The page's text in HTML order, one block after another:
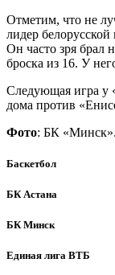
Отметим, что не
лидер
Он часто зря брал
броска из 16. У
Следующая игра у
дома против
Фото: БК «Минск».
Баскетбол
БК Астана
БК Минск
Единая лига ВТБ